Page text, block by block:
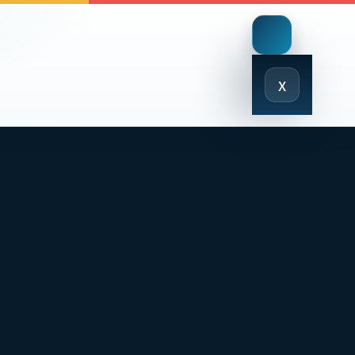
x
Close
Menu